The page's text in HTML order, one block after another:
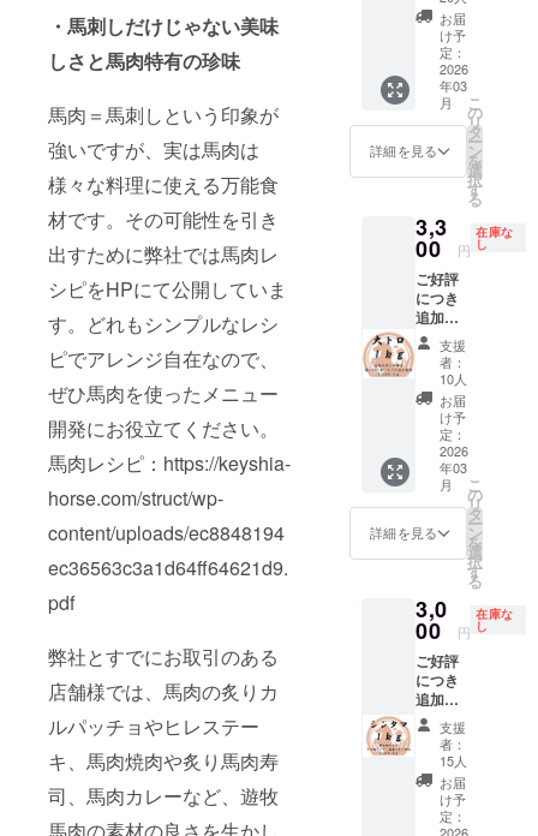
・馬刺しだけじゃない美味
しさと馬肉特有の珍味
馬肉＝馬刺しという印象が
強いですが、実は馬肉は
様々な料理に使える万能食
材です。その可能性を引き
出すために弊社では馬肉レ
シピをHPにて公開していま
す。どれもシンプルなレシ
ピでアレンジ自在なので、
ぜひ馬肉を使ったメニュー
開発にお役立てください。
馬肉レシピ：https://keyshia-
horse.com/struct/wp-
content/uploads/ec8848194
ec36563c3a1d64ff64621d9.
pdf
弊社とすでにお取引のある
店舗様では、馬肉の炙りカ
ルパッチョやヒレステー
キ、馬肉焼肉や炙り馬肉寿
司、馬肉カレーなど、遊牧
馬肉の素材の良さを生かし
商品の
ラベル
に表記
されま
す。 商
品開封
前には
必ずお
届けの
リター
付され
たラベ
ルや注
意書き
をご確
認くだ
さい。
クール
便（冷
凍） 輸
入、販
売者：
株式会
社キー
シア 補
足 ・一
番美味
の馬肉
をお届
けする
ため、
お手元
に届く
までお
時間を
頂きま
す。 ・
パック
ごとに
重量が
異なる
ため、
リター
ンに
よって
パック
なりま
す。 ・
原材料
及び添
加物等
の食品
表示は
お届け
商品の
ラベル
に表記
されま
凍真空
パック
保存方
法：要
冷凍 解
凍方
法：冷
蔵庫で
約１日
お届け
ヤマト
運輸
クール
便（冷
凍） 輸
入、販
売者：
株式会
社キー
シア 補
足 ・一
番美味
しい旬
の馬肉
をお届
けする
ため、
お手元
に届く
時間を
頂きま
す。 ・
パック
ごとに
重量が
異なる
ため、
リター
ンに
よって
パック
してい
ます。
モンゴ
ルの馬
肉の中
でも最
高品質
をお届
け致し
【日本
クオリ
ティの
加工】
モンゴ
ルの契
約工場
にて、
日本の
食肉工
場で約
10年加
工経験
のある
スタッ
フが、
日本の
解体用
包丁を
工して
おりま
す。 日
本の加
工水準
を守り
馬肉を
加工し
ており
ます。
商品
名：遊
牧馬肉
ティの
加工】
モンゴ
ルの契
約工場
にて、
食肉工
場で約
のある
スタッ
フが、
日本の
解体用
包丁を
使い加
工して
おりま
す。 日
本の加
工水準
を守り
馬肉を
加工し
ます。
商品
牧馬肉
産地：
モンゴ
ル 食べ
方：生
食可 内
容量：
合計約
１ｋｇ
加工形
状：塊
肉 梱
包：冷
出る場
合がご
ざいま
す。 赤
身、
ユッケ
一覧】
ネック
ランプ
トロ
【部位
一覧】
バラ 肩
バラ
【使用
する厳
選され
た馬】
モンゴ
ル遊牧
民が弊
社に輸
出する
特別に
育てた
特に状
態の良
い馬を
厳選し
て使用
してい
ます。
モンゴ
ルの馬
肉の中
でも最
高品質
で梱包
してお
りま
す。
【部位
一覧】
ネック
外モモ
する厳
選され
た馬】
モンゴ
ル遊牧
民が弊
社に輸
出する
ために
特別に
育てた
馬の中
から、
特に状
態の良
厳選し
て使用
モンゴ
ルの馬
肉の中
でも最
高品質
の馬肉
をお届
け致し
ます。
【日本
クオリ
ティの
に約１
ｋｇの
馬肉を
お届け
致しま
す。馬
肉は数
百グラ
真空
パック
で梱包
してお
りま
す。
【部位
一覧】
ロース
サーロ
イン 肩
ロース
【使用
する厳
選され
た馬】
モンゴ
出する
ために
特別に
育てた
馬の中
から、
特に状
態の良
い馬を
厳選し
て使用
してい
利な馬
肉ユッ
ケセッ
ト 赤
身：約
１ｋｇ
赤身部
位をミ
ンチ状
に加工
肉ユッ
ケで
す！ 真
空パッ
クを開
ければ
すぐ使
える便
利な
ユッケ
となっ
ており
ます。
あっさ
りとし
た味わ
いの赤
をかけ
てお楽
しみく
ださ
い。 下
記の赤
身部位
からラ
ンダム
に約１
ｋｇの
馬肉を
お届
け予
定：
2026
年03
月
詳細を見る
こ
の
リ
タ
ー
ン
を
選
択
す
る
3,3
00 円
在庫な
し
ご好評
につき
追加！
うまみ
抜群大
トロ
セット
大ト
ロ：約
１ｋｇ
バラ肉
の中で
も、特
に脂が
乗って
いる部
選しま
した！
馬肉の
大トロ
と言え
る部位
で、バ
ラより
きめ細
かく脂
身が
入って
支援
者：
10人
お届
け予
定：
2026
年03
月
詳細を見る
こ
の
リ
タ
ー
ン
を
選
択
す
る
3,0
00 円
在庫な
し
ご好評
につき
追加！
最高級
モモ肉
のシン
タマ
セット
シンタ
支援
者：
15人
お届
け予
定：
2026